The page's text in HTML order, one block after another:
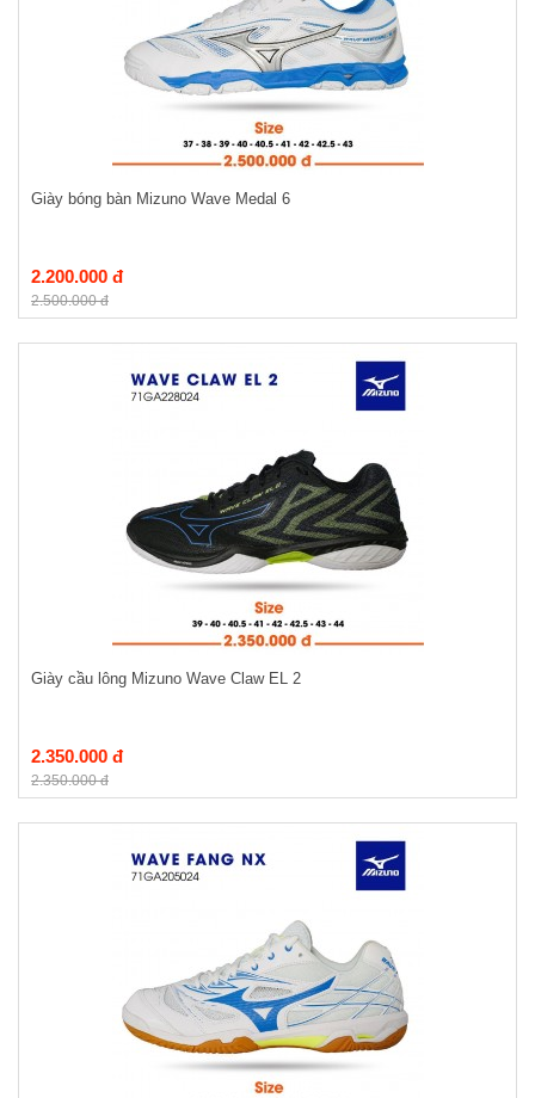
Giày bóng bàn Mizuno Wave Medal 6
2.200.000 đ
2.500.000 đ
Giày cầu lông Mizuno Wave Claw EL 2
2.350.000 đ
2.350.000 đ